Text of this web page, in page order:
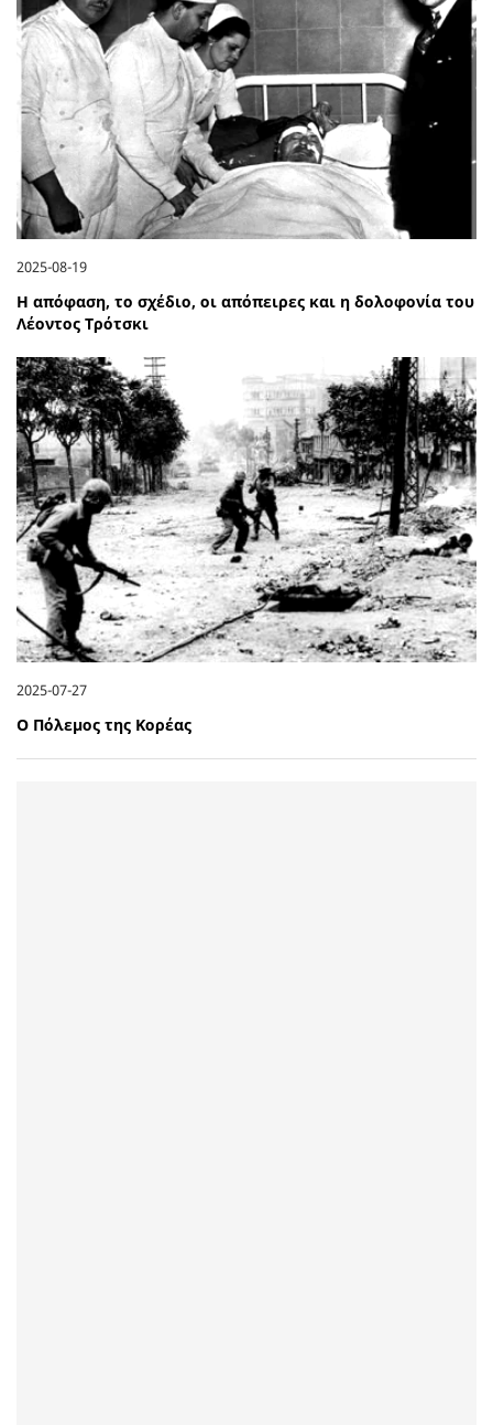
2025-08-19
Η απόφαση, το σχέδιο, οι απόπειρες και η δολοφονία του
Λέοντος Τρότσκι
2025-07-27
Ο Πόλεμος της Κορέας